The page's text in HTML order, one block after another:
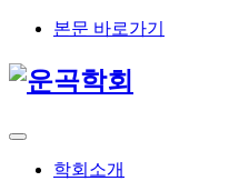
본문 바로가기
학회소개